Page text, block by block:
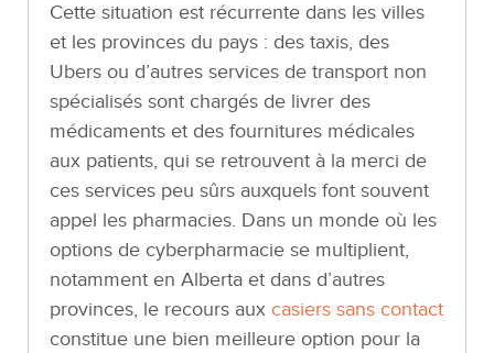
Cette situation est récurrente dans les villes
et les provinces du pays : des taxis, des
Ubers ou d’autres services de transport non
spécialisés sont chargés de livrer des
médicaments et des fournitures médicales
aux patients, qui se retrouvent à la merci de
ces services peu sûrs auxquels font souvent
appel les pharmacies. Dans un monde où les
options de cyberpharmacie se multiplient,
notamment en Alberta et dans d’autres
provinces, le recours auxcasiers sans contact
constitue une bien meilleure option pour la